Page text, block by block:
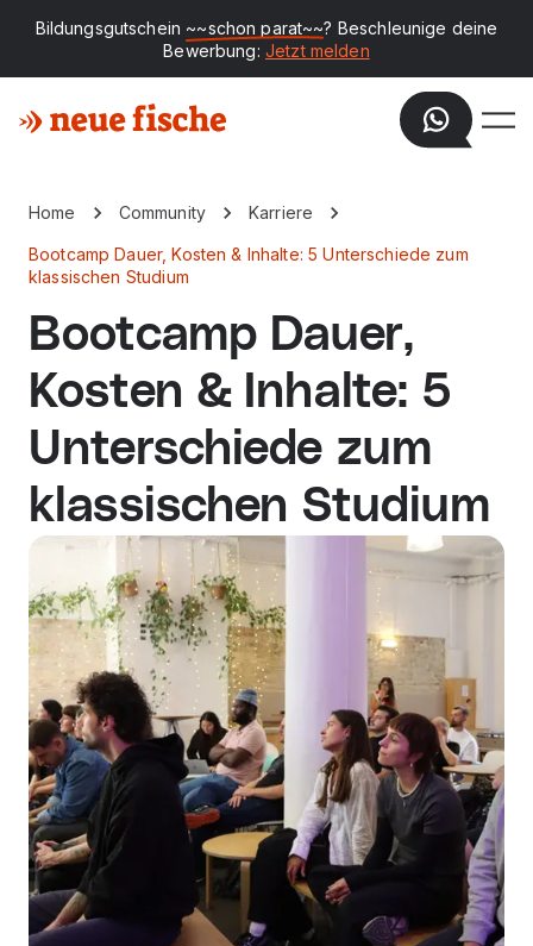
Bildungsgutschein ~~schon parat~~? Beschleunige deine
Bewerbung: Jetzt melden
Home Community Karriere
Bootcamp Dauer, Kosten & Inhalte: 5 Unterschiede zum
klassischen Studium
Bootcamp Dauer,
Kosten & Inhalte: 5
Unterschiede zum
klassischen Studium